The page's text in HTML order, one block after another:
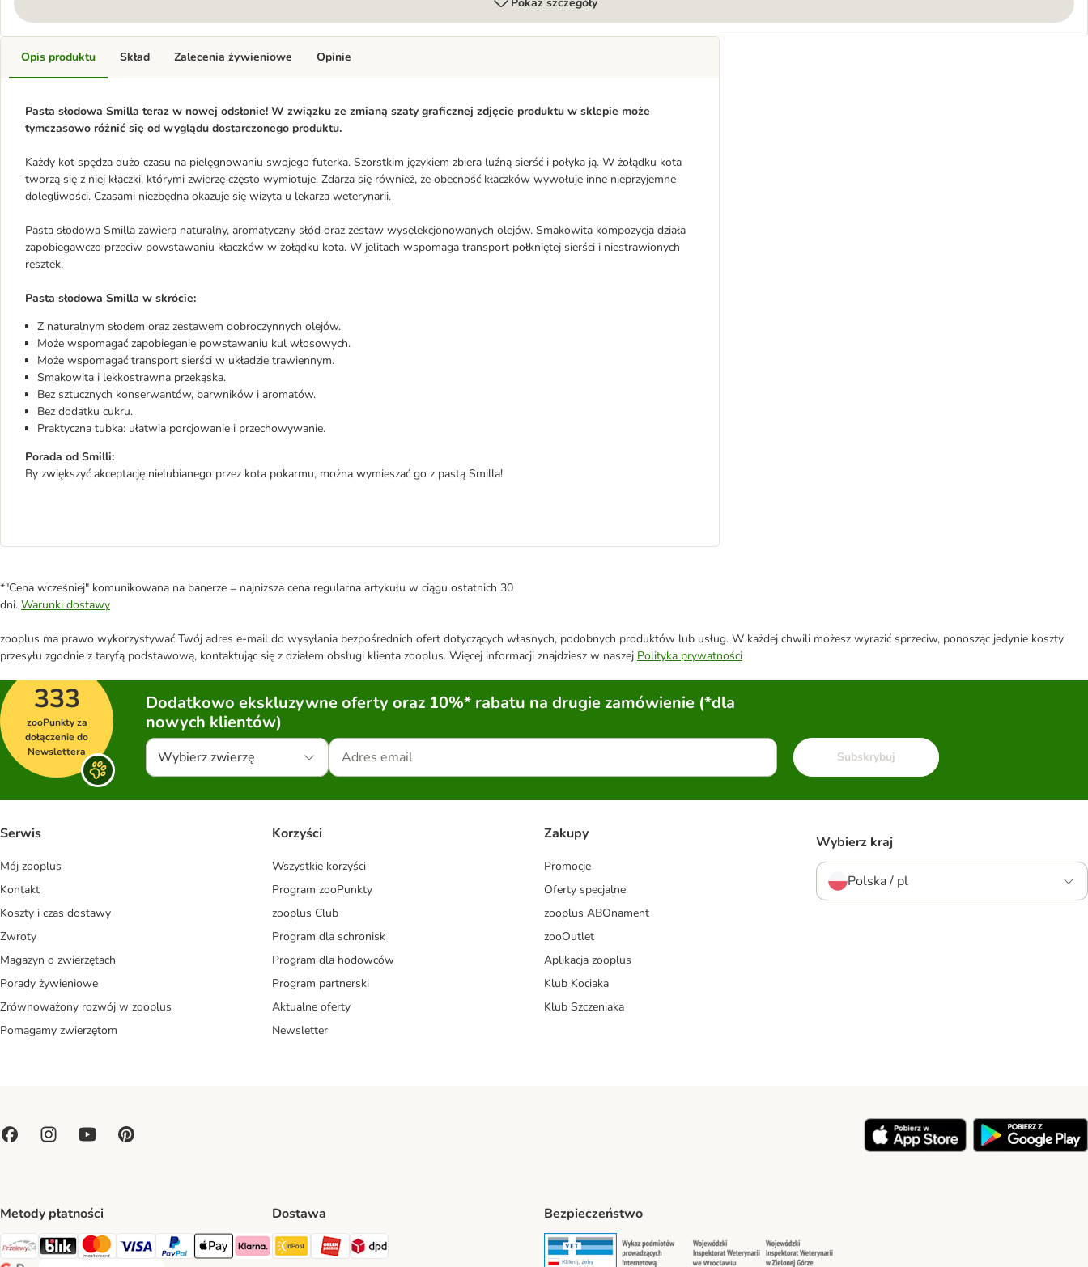
Opis produktu
Pasta słodowa Smilla teraz w nowej odsłonie! W związku ze zmianą szaty graficznej zdjęcie produktu w sklepie może
tymczasowo różnić się od wyglądu dostarczonego produktu.
Każdy kot spędza dużo czasu na pielęgnowaniu swojego futerka. Szorstkim językiem zbiera luźną sierść i połyka ją. W żołądku kota
tworzą się z niej kłaczki, którymi zwierzę często wymiotuje. Zdarza się również, że obecność kłaczków wywołuje inne nieprzyjemne
dolegliwości. Czasami niezbędna okazuje się wizyta u lekarza weterynarii.
Pasta słodowa Smilla zawiera naturalny, aromatyczny słód oraz zestaw wyselekcjonowanych olejów. Smakowita kompozycja działa
zapobiegawczo przeciw powstawaniu kłaczków w żołądku kota. W jelitach wspomaga transport połkniętej sierści i niestrawionych
resztek.
Pasta słodowa Smilla w skrócie:
Z naturalnym słodem oraz zestawem dobroczynnych olejów.
Może wspomagać zapobieganie powstawaniu kul włosowych.
Może wspomagać transport sierści w układzie trawiennym.
Smakowita i lekkostrawna przekąska.
Bez sztucznych konserwantów, barwników i aromatów.
Bez dodatku cukru.
Praktyczna tubka: ułatwia porcjowanie i przechowywanie.
Porada od Smilli:
By zwiększyć akceptację nielubianego przez kota pokarmu, można wymieszać go z pastą Smilla!
Skład Zalecenia żywieniowe Opinie
*"Cena wcześniej" komunikowana na banerze = najniższa cena regularna artykułu w ciągu ostatnich 30
dni. Warunki dostawy
zooplus ma prawo wykorzystywać Twój adres e-mail do wysyłania bezpośrednich ofert dotyczących własnych, podobnych produktów lub usług. W każdej chwili możesz wyrazić sprzeciw, ponosząc jedynie koszty
przesyłu zgodnie z taryfą podstawową, kontaktując się z działem obsługi klienta zooplus. Więcej informacji znajdziesz w naszej Polityka prywatności
333
zooPunkty za
dołączenie do
Newslettera
Dodatkowo ekskluzywne oferty oraz 10%* rabatu na drugie zamówienie (*dla
nowych klientów)
Wybierz zwierzę Subskrybuj
Serwis
Mój zooplus
Kontakt
Koszty i czas dostawy
Zwroty
Magazyn o zwierzętach
Porady żywieniowe
Zrównoważony rozwój w zooplus
Pomagamy zwierzętom
Korzyści
Wszystkie korzyści
Program zooPunkty
zooplus Club
Program dla schronisk
Program dla hodowców
Program partnerski
Aktualne oferty
Newsletter
Zakupy
Promocje
Oferty specjalne
zooplus ABOnament
zooOutlet
Aplikacja zooplus
Klub Kociaka
Klub Szczeniaka
Wybierz kraj
Polska / pl
Metody płatności
Przelewy24 Payment Method
Blik Payment Method
MasterCard Payment Method
Visa Payment Method
PayPal Payment Method
Apple Pay Payment Method
Klarna Payment Method
Dostawa
Paczkomat® Shipping Method
ORLEN Paczka Shipping Method
Bezpieczeństwo
Security Security Security